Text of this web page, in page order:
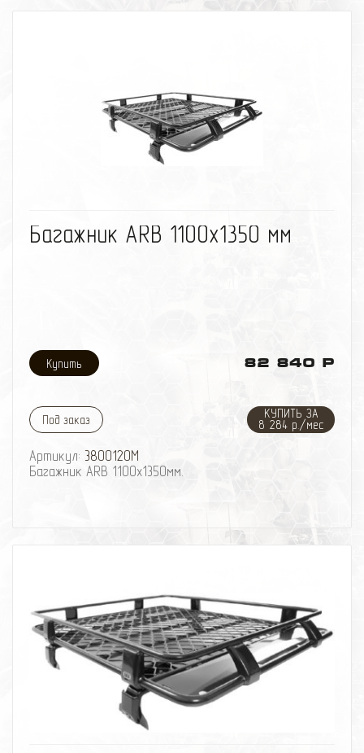
Багажник ARB 1100х1350 мм
82 840 Р
Под заказ
КУПИТЬ ЗА
8 284 р./мес
Артикул: 3800120M
Багажник ARB 1100х1350мм.